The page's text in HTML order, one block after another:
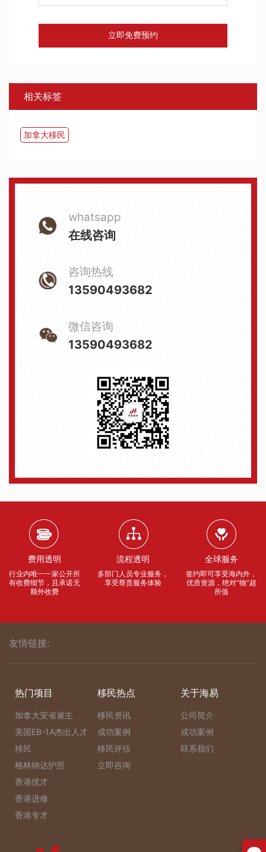
立即免费预约
相关标签
加拿大移民
whatsapp
在线咨询
咨询热线
13590493682
微信咨询
13590493682
费用透明
行业内唯一一家公开所
有收费细节，且承诺无
额外收费
流程透明
多部门人员专业服务，
享受尊贵服务体验
全球服务
签约即可享受海内外，
优质资源，绝对“物”超
所值
友情链接:
热门项目
加拿大安省雇主
美国EB-1A杰出人才
移民
格林纳达护照
香港优才
香港进修
香港专才
移民热点
移民资讯
成功案例
移民评估
立即咨询
关于海易
公司简介
成功案例
联系我们